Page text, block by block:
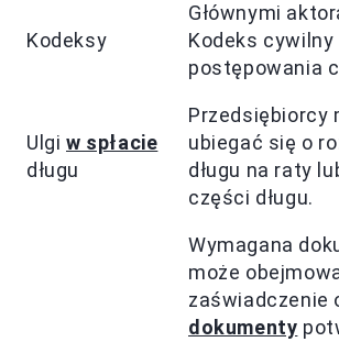
Kodeksy
Głównymi
Kodeks cywilny
postępowania
Ulgi w spłacie
długu
Przedsiębiorcy
ubiegać się o
długu na raty
części długu.
Wymagana
może
zaświadczenie
dokumenty